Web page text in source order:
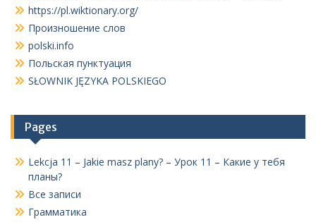
https://pl.wiktionary.org/
Произношение слов
polski.info
Польская пунктуация
SŁOWNIK JĘZYKA POLSKIEGO
Pages
Lekcja 11 – Jakie masz plany? – Урок 11 – Какие у тебя
планы?
Все записи
Грамматика